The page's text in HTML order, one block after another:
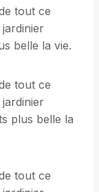
tout ce
belle la vie.
tout ce
plus belle la
tout ce